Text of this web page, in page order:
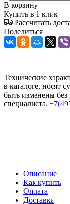
В корзину
Купить в 1 клик
Рассчитать
Поделиться
Технические
в каталоге, носят
быть изменены без
специалиста.
Описание
Как купить
Оплата
Доставка